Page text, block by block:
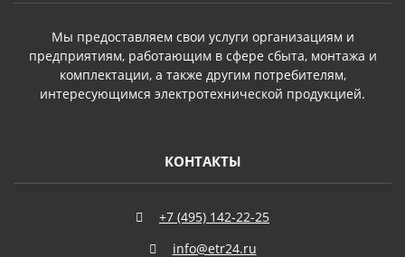
Мы предоставляем свои услуги организациям и
предприятиям, работающим в сфере сбыта, монтажа и
комплектации, а также другим потребителям,
интересующимся электротехнической продукцией.
КОНТАКТЫ
+7 (495) 142-22-25
info@etr24.ru